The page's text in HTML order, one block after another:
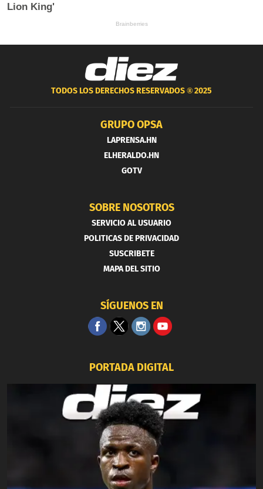
TODOS LOS DERECHOS RESERVADOS ®2025
GRUPO OPSA
LAPRENSA.HN
ELHERALDO.HN
GOTV
SOBRE NOSOTROS
SERVICIO AL USUARIO
POLITICAS DE PRIVACIDAD
SUSCRIBETE
MAPA DEL SITIO
SÍGUENOS EN
PORTADA DIGITAL